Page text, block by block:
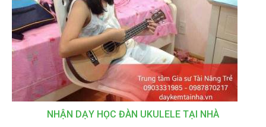
NHẬN DẠY HỌC ĐÀN UKULELE TẠI NHÀ